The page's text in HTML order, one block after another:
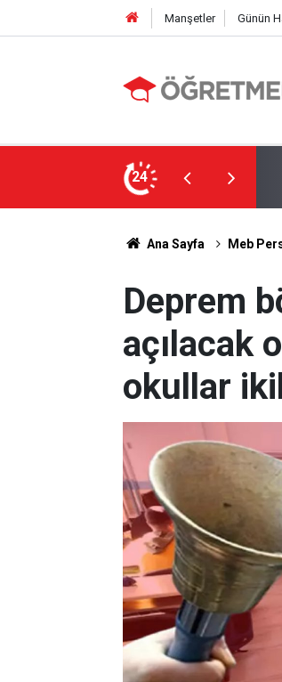
Manşetler Günün
24
E-Sınav Görev Başvurularında Süre
Ana Sayfa Meb
Deprem
açılacak
okullar